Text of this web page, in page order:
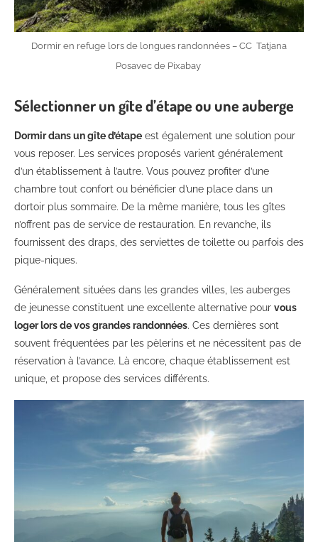
Dormir en refuge lors de longues randonnées – CC Tatjana
Posavec de Pixabay
Sélectionner un gîte d’étape ou une auberge
Dormir dans un gîte d’étape est également une solution pour
vous reposer. Les services proposés varient généralement
d’un établissement à l’autre. Vous pouvez profiter d’une
chambre tout confort ou bénéficier d’une place dans un
dortoir plus sommaire. De la même manière, tous les gîtes
n’offrent pas de service de restauration. En revanche, ils
fournissent des draps, des serviettes de toilette ou parfois des
pique-niques.
Généralement situées dans les grandes villes, les auberges
de jeunesse constituent une excellente alternative pour vous
loger lors de vos grandes randonnées. Ces dernières sont
souvent fréquentées par les pèlerins et ne nécessitent pas de
réservation à l’avance. Là encore, chaque établissement est
unique, et propose des services différents.